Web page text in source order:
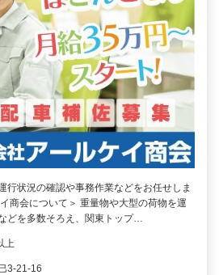
行状況の確認や事務作業などをお任せしま
商会について＞ 重量物や大型の荷物を運
どを多数そろえ、関東トップ…
上
3-21-16